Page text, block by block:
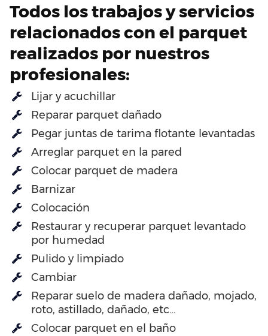
Todos los trabajos y servicios
relacionados con el parquet
realizados por nuestros
profesionales:
Lijar y acuchillar
Reparar parquet dañado
Pegar juntas de tarima flotante levantadas
Arreglar parquet en la pared
Colocar parquet de madera
Barnizar
Colocación
Restaurar y recuperar parquet levantado
por humedad
Pulido y limpiado
Cambiar
Reparar suelo de madera dañado, mojado,
roto, astillado, dañado, etc…
Colocar parquet en el baño